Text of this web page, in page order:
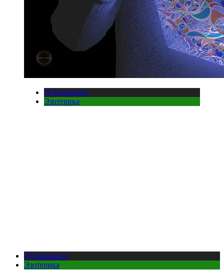
Публикации
Эзотерика
Публикации
Эзотерика